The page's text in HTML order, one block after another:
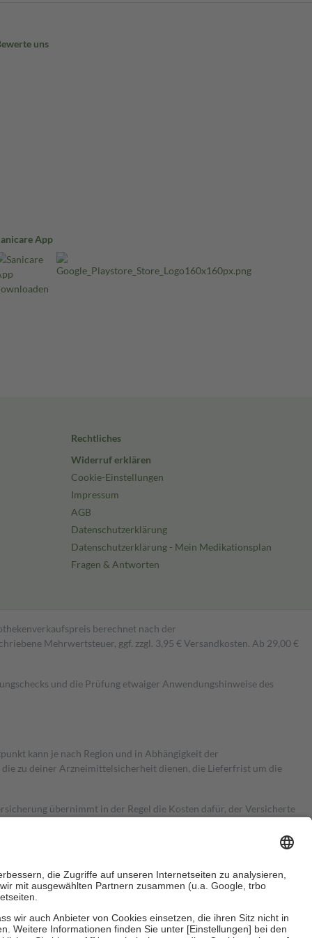
uns
App
Rechtliches
Widerruf erklären
Cookie-Einstellungen
Impressum
AGB
Datenschutzerklärung
Datenschutzerklärung - Mein Medikationsplan
Fragen & Antworten
berechnet nach der
Mehrwertsteuer, ggf. zzgl. 3,95 € Versandkosten. Ab 29,00 €
und die Prüfung etwaiger Anwendungshinweise des
kann je nach Region und in Abhängigkeit der
zu deiner Arzneimittelsicherheit dienen, die Lieferfrist um die
übernimmt in der Regel die Kosten dafür, der Versicherte
Es sind jedoch nie mehr als die tatsächlichen Kosten der Leistung
Zuzahlungen